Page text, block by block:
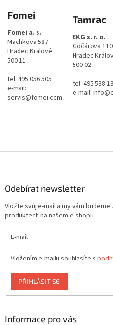
Fomei
Fomei a. s.
Machkova 587
Hradec Králové
500 11
tel: 495 056 505
e-mail:
servis@fomei.com
Tamrac
EKG s. r. o.
Gočárova
Hradec
500 02
tel: 495 538
e-mail:
Odebírat newsletter
Vložte svůj e-mail a my vám
produktech na našem e-shopu.
E-mail
Vložením e-mailu souhlasíte s
PŘIHLÁSIT SE
Informace pro vás